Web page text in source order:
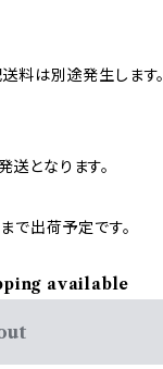
料は別途発生します。
となります。
出荷予定です。
available